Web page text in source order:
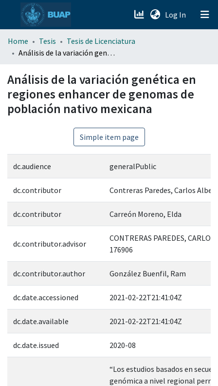
Log In (current)
menu.section.about_menu
Home Tesis
Tesis de Licenciatura
Análisis de la variación genética en regiones enhancer de genomas de población nativo mexicana
Análisis de la variación genética en
regiones enhancer de genomas de
población nativo mexicana
Simple item page
dc.audience generalPublic
dc.contributor Contreras Paredes, Carlos
dc.contributor Carreón Moreno, Elda
dc.contributor.advisor
CONTRERAS PAREDES,
176906
dc.contributor.author González Buenfil, Ram
dc.date.accessioned 2021-02-22T21:41:04Z
dc.date.available 2021-02-22T21:41:04Z
dc.date.issued 2020-08
“Los estudios basados en
genómica a nivel regional